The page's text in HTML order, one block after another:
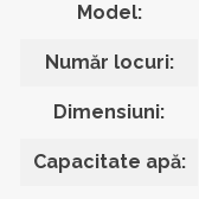
Model:
Număr locuri:
Dimensiuni:
Capacitate apă: